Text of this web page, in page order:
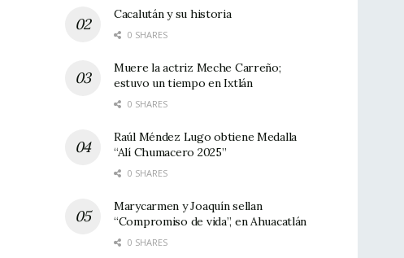
Cacalután y su historia
0 SHARES
Muere la actriz Meche Carreño;
estuvo un tiempo en Ixtlán
0 SHARES
Raúl Méndez Lugo obtiene Medalla
“Alí Chumacero 2025”
0 SHARES
Marycarmen y Joaquín sellan
“Compromiso de vida”, en Ahuacatlán
0 SHARES